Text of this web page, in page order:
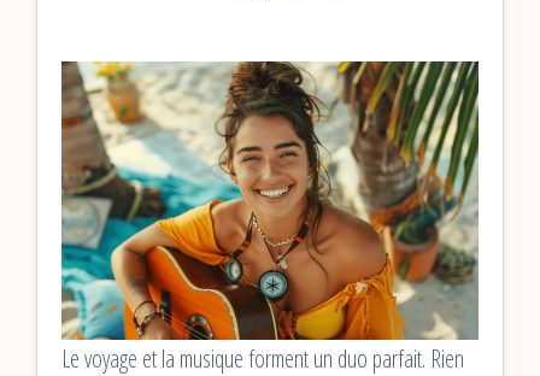
Le voyage et la musique forment un duo parfait. Rien